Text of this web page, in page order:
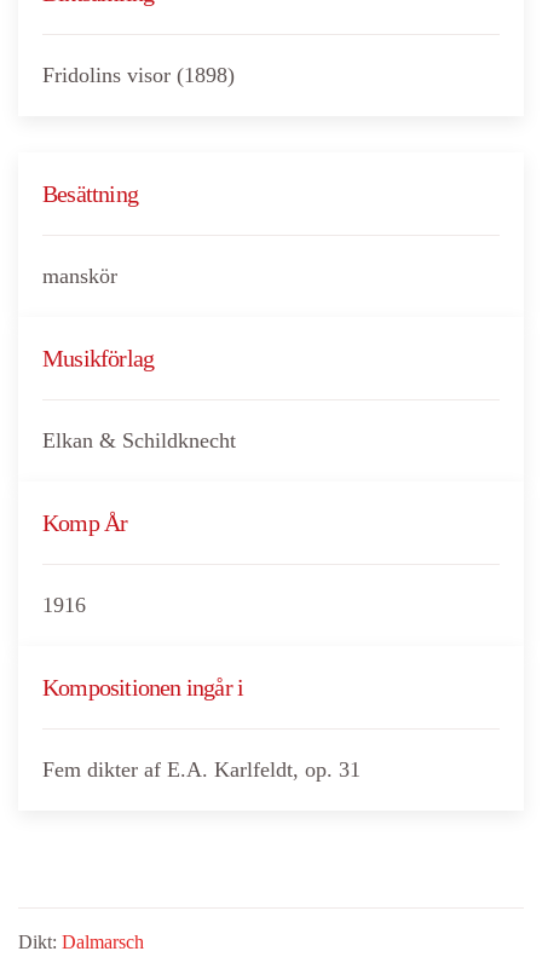
Fridolins visor (1898)
Besättning
manskör
Musikförlag
Elkan & Schildknecht
Komp År
1916
Kompositionen ingår i
Fem dikter af E.A. Karlfeldt, op. 31
Dikt: Dalmarsch